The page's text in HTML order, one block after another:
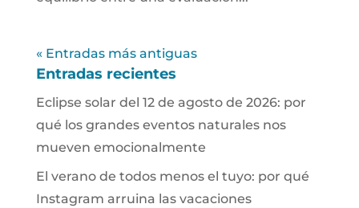
« Entradas más antiguas
Entradas recientes
Eclipse solar del 12 de agosto de 2026: por
qué los grandes eventos naturales nos
mueven emocionalmente
El verano de todos menos el tuyo: por qué
Instagram arruina las vacaciones